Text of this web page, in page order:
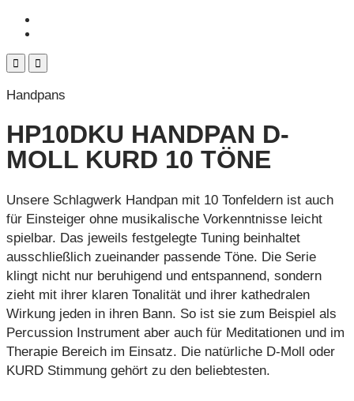
Handpans
HP10DKU HANDPAN D-
MOLL KURD 10 TÖNE
Unsere Schlagwerk Handpan mit 10 Tonfeldern ist auch
für Einsteiger ohne musikalische Vorkenntnisse leicht
spielbar. Das jeweils festgelegte Tuning beinhaltet
ausschließlich zueinander passende Töne. Die Serie
klingt nicht nur beruhigend und entspannend, sondern
zieht mit ihrer klaren Tonalität und ihrer kathedralen
Wirkung jeden in ihren Bann. So ist sie zum Beispiel als
Percussion Instrument aber auch für Meditationen und im
Therapie Bereich im Einsatz. Die natürliche D-Moll oder
KURD Stimmung gehört zu den beliebtesten.